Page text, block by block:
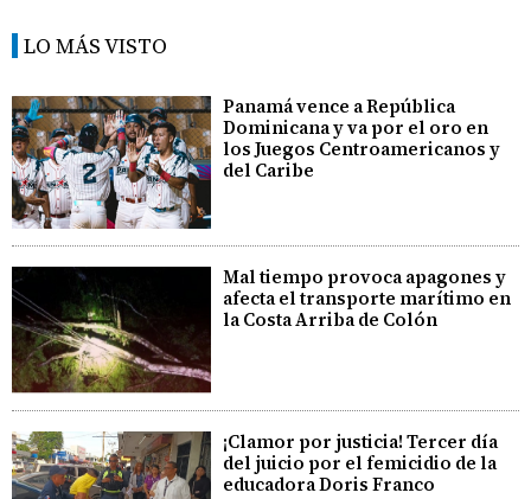
LO MÁS VISTO
Panamá vence a República
Dominicana y va por el oro en
los Juegos Centroamericanos y
del Caribe
Mal tiempo provoca apagones y
afecta el transporte marítimo en
la Costa Arriba de Colón
¡Clamor por justicia! Tercer día
del juicio por el femicidio de la
educadora Doris Franco